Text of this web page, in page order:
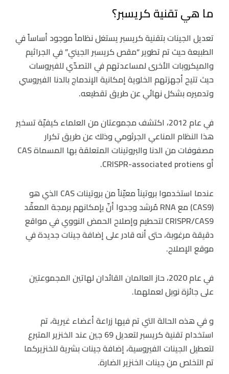
ما هي تقنية كريسبر؟
تعديل الجينات بتقنية كريسبر يستغل نظاماً موجود أساساً في
الطبيعة حيث تم تطوير “مقص كريسبر الجيني” في الجراثيم
والميكروبات الأخرى لمساعدتهم في التصدّي للفيروسات
حيث تتيح أجهزتهم الخلوية إمكانية الإندماج بالدنا الفيروسي
وتدميره بشكل نهائي عن طريق تقطيعه.
في عام 2012، اكتشف مجموعتان من العلماء كيفيّة تسخير
هذا النظام المناعي الجرثومي وذلك عن طريق تكرار
مصفوفات من الدنا والبروتينات المتعلقة بها المسماة CAS
أو CRISPR-associated protiens.
عندما استخدموا بروتيناً معيّناً من بروتينات CAS الذي هو
(CAS9) مع RNA مُرشد وجدوا أنّ بإمكانهم برمجة المعقّد
CRISPR/CAS9 لتحطيم وإصلاح الحمض النووي في مواقع
دقيقة مرغوبة، حتى أنه قادر على إضافة جينات جديدة في
موقع الإصلاح.
في عام 2020، حاز العالمان القائدان لهاتين المجموعتين
على جائزة نوبل لعملهما.
و في هذه الحالة التي تم فيها زراعة أعضاء غيرية، تم
استخدام تقنية كريسبر لتعديل 69 جين عند الخنزير المتبرع
لتعطيل الجينات الفيروسية، إضافة جينات بشرية للخنزيركما
تم التخلص من جينات الخنزير الضارة.